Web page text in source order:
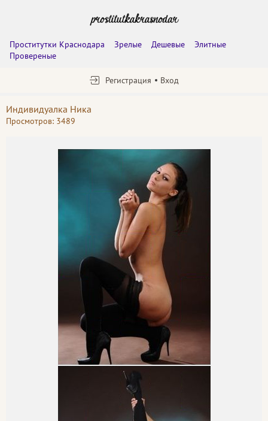
Проститутки Краснодара Зрелые Дешевые
Элитные
Провереные
Регистрация Вход
Индивидуалка Ника
Просмотров: 3489